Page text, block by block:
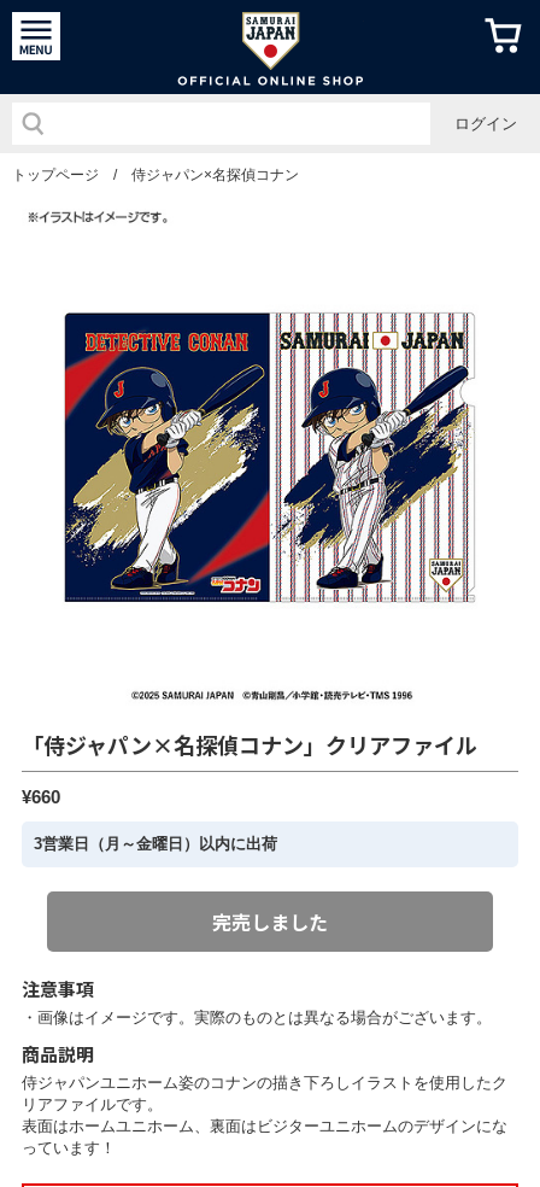
侍ジャパ
ログイン
トップページ / 侍ジャパン×名探偵コナン
「侍ジャパン×名探偵コナン」クリアファイル
¥660
3営業日（月～金曜日）以内に出荷
完売しました
注意事項
・画像はイメージです。実際のものとは異なる場合がございます。
商品説明
侍ジャパンユニホーム姿のコナンの描き下ろしイラストを使用したク
リアファイルです。
表面はホームユニホーム、裏面はビジターユニホームのデザインにな
っています！